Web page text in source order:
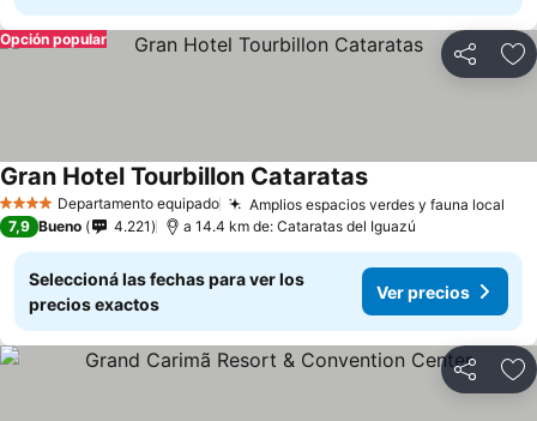
Compartir
Opción popular
4 EstrellasDepartamento equipado Amplios espacios verdes y fauna local
Gran Hotel Tourbillon Cataratas
7,9 Bueno 4.221 a 14.4 km de: Cataratas del Iguazú
Seleccioná las fechas para ver los
precios exactos
Ver precios
Compartir